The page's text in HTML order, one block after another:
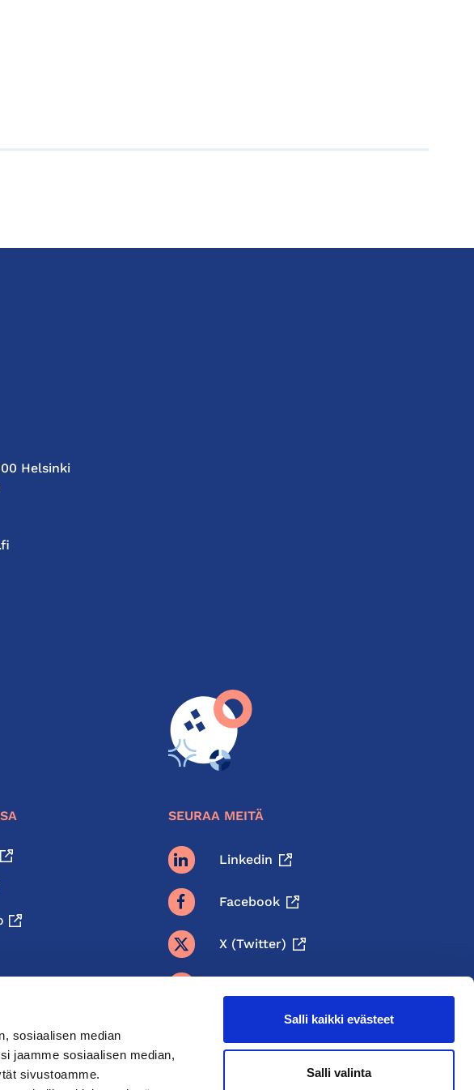
sosiaalisen median
jaamme sosiaalisen median,
sivustoamme.
Salli kaikki evästeet
Salli valinta
Helsinki
SEURAA MEITÄ
Linkedin
Facebook
X (twitter)